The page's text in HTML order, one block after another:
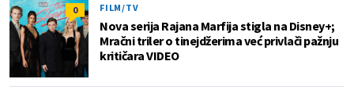
0 FILM/TV
Nova serija Rajana Marfija stigla na Disney+;
Mračni triler o tinejdžerima već privlači pažnju
kritičara VIDEO